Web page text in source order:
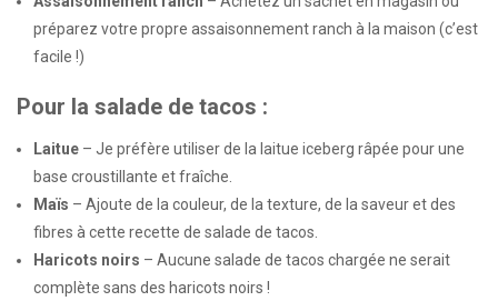
préparez votre propre assaisonnement ranch à la maison (c’est
facile !)
Pour la salade de tacos :
Laitue – Je préfère utiliser de la laitue iceberg râpée pour une
base croustillante et fraîche.
Maïs – Ajoute de la couleur, de la texture, de la saveur et des
fibres à cette recette de salade de tacos.
Haricots noirs – Aucune salade de tacos chargée ne serait
complète sans des haricots noirs !